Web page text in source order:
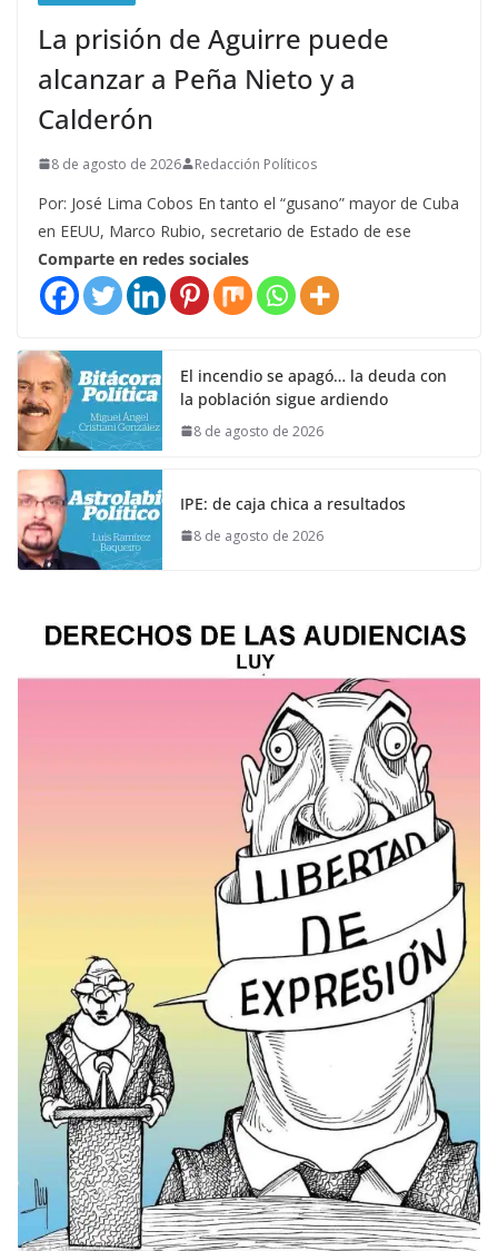
La prisión de Aguirre puede
alcanzar a Peña Nieto y a
Calderón
8 de agosto de 2026 Redacción Políticos
Por: José Lima Cobos En tanto el “gusano” mayor de Cuba
en EEUU, Marco Rubio, secretario de Estado de ese
Comparte en redes sociales
El incendio se apagó… la deuda con
la población sigue ardiendo
8 de agosto de 2026
IPE: de caja chica a resultados
8 de agosto de 2026